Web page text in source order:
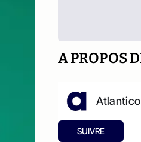
A PROPOS
SUIVRE